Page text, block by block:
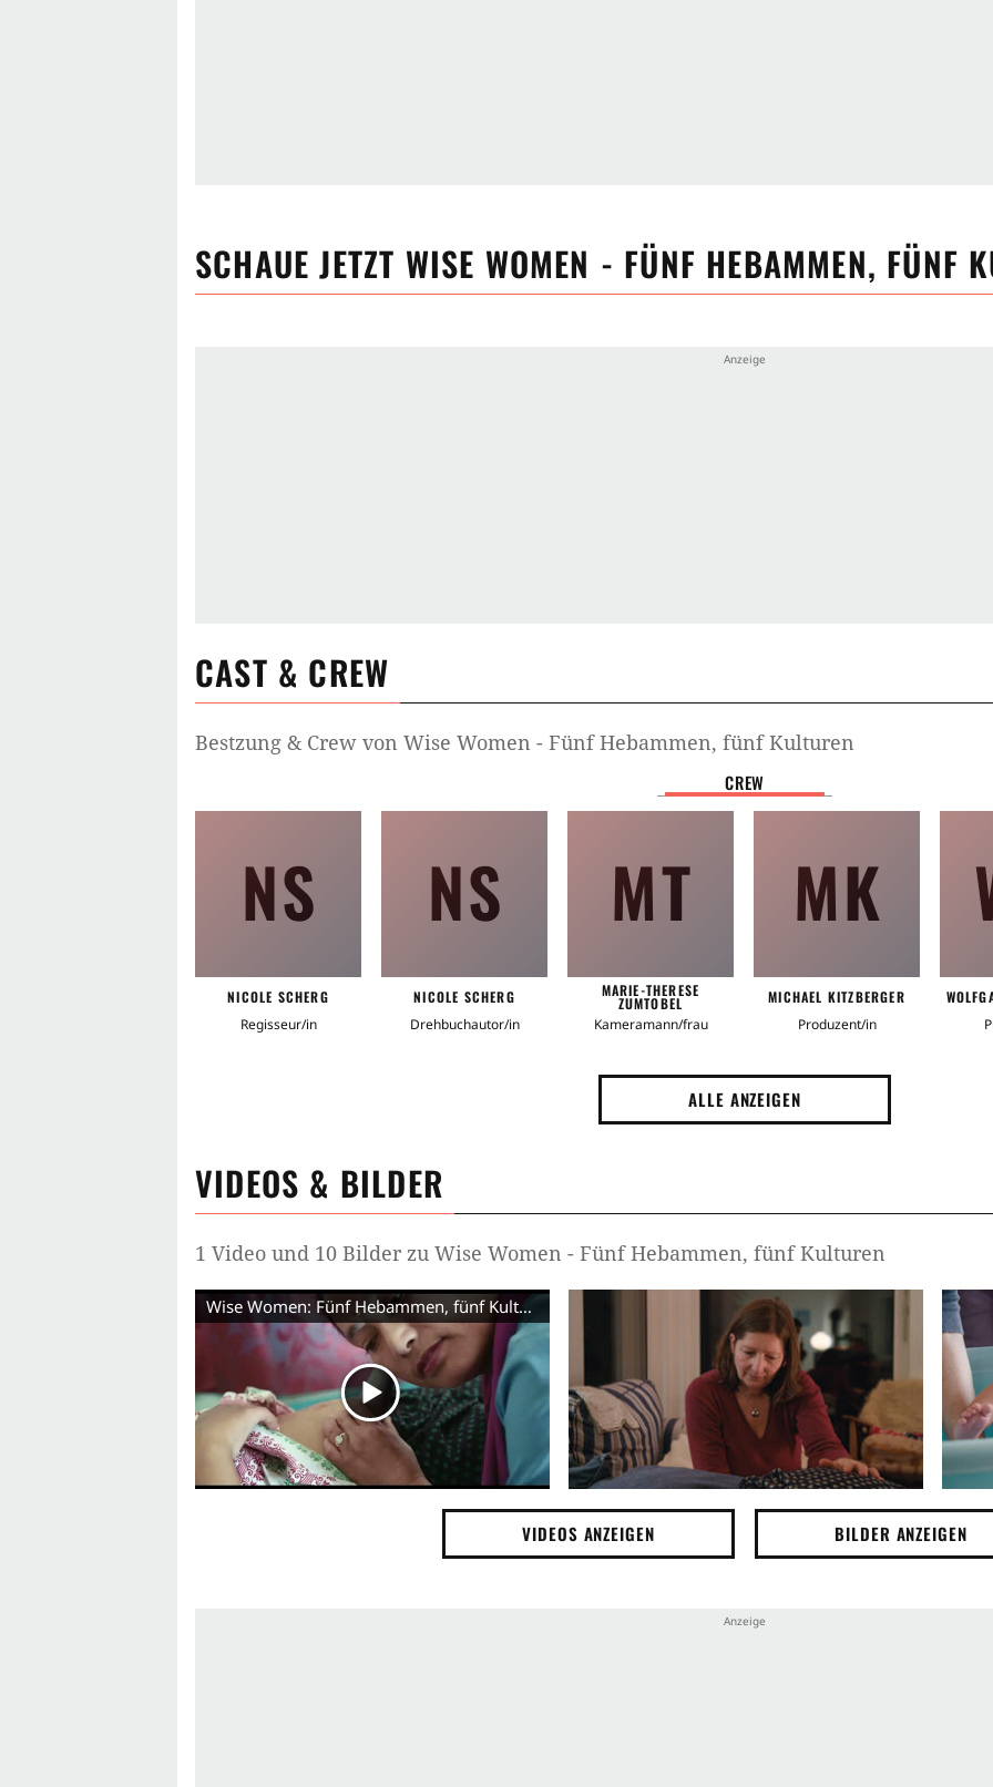
SCHAUE JETZT WISE WOMEN - FÜNF HEBAMMEN, FÜNF
CAST & CREW
Bestzung & Crew von Wise Women - Fünf Hebammen, fünf Kulturen
CREW
NS
NICOLE SCHERG
Regisseur/in
NS
NICOLE SCHERG
Drehbuchautor/in
MT
MARIE-THERESE
ZUMTOBEL
Kameramann/frau
MK
MICHAEL KITZBERGER
Produzent/in
ALLE ANZEIGEN
VIDEOS & BILDER
1 Video und 10 Bilder zu Wise Women - Fünf Hebammen, fünf Kulturen
Wise Women: Fünf Hebammen, fünf Kulturen - Trailer (Deutsch) HD
VIDEOS ANZEIGEN BILDER ANZEIGEN